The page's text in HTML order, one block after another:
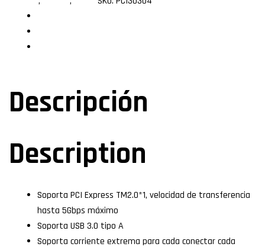
Descripción
Description
Soporta PCI Express TM2.0*1, velocidad de transferencia
hasta 5Gbps máximo
Soporta USB 3.0 tipo A
Soporta corriente extrema para cada conectar cada